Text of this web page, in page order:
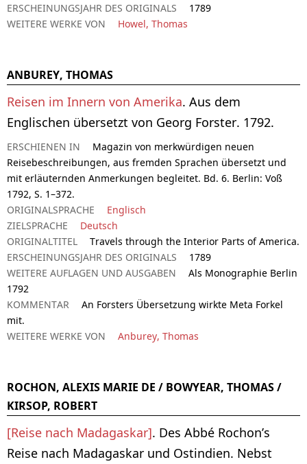
ERSCHEINUNGSJAHR DES ORIGINALS
1789
WEITERE WERKE VON
Howel, Thomas
ANBUREY, THOMAS
Reisen im Innern von Amerika. Aus dem
Englischen übersetzt von Georg Forster. 1792.
ERSCHIENEN IN
Magazin von merkwürdigen neuen
Reisebeschreibungen, aus fremden Sprachen übersetzt und
mit erläuternden Anmerkungen begleitet. Bd. 6. Berlin: Voß
1792, S. 1–372.
ORIGINALSPRACHE
Englisch
ZIELSPRACHE
Deutsch
ORIGINALTITEL
Travels through the Interior Parts of America.
ERSCHEINUNGSJAHR DES ORIGINALS
1789
WEITERE AUFLAGEN UND AUSGABEN
Als Monographie Berlin
1792
KOMMENTAR
An Forsters Übersetzung wirkte Meta Forkel
mit.
WEITERE WERKE VON
Anburey, Thomas
ROCHON, ALEXIS MARIE DE / BOWYEAR, THOMAS /
KIRSOP, ROBERT
[Reise nach Madagaskar]. Des Abbé Rochon’s
Reise nach Madagaskar und Ostindien. Nebst